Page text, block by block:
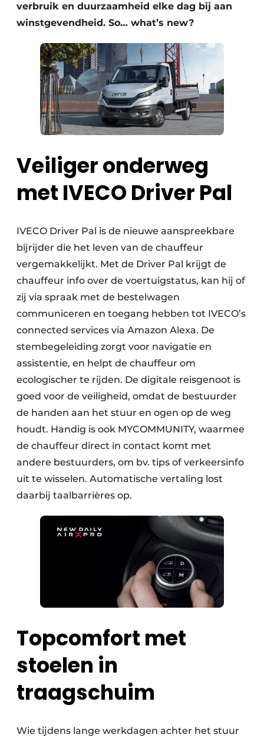
verbruik en duurzaamheid elke dag bij aan
winstgevendheid. So… what’s new?
Veiliger onderweg
met IVECO Driver Pal
IVECO Driver Pal is de nieuwe aanspreekbare
bijrijder die het leven van de chauffeur
vergemakkelijkt. Met de Driver Pal krijgt de
chauffeur info over de voertuigstatus, kan hij of
zij via spraak met de bestelwagen
communiceren en toegang hebben tot IVECO’s
connected services via Amazon Alexa. De
stembegeleiding zorgt voor navigatie en
assistentie, en helpt de chauffeur om
ecologischer te rijden. De digitale reisgenoot is
goed voor de veiligheid, omdat de bestuurder
de handen aan het stuur en ogen op de weg
houdt. Handig is ook MYCOMMUNITY, waarmee
de chauffeur direct in contact komt met
andere bestuurders, om bv. tips of verkeersinfo
uit te wisselen. Automatische vertaling lost
daarbij taalbarrières op.
Topcomfort met
stoelen in
traagschuim
Wie tijdens lange werkdagen achter het stuur